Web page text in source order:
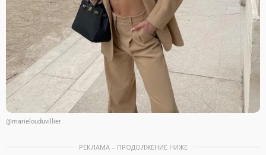
@marielouduvillier
РЕКЛАМА – ПРОДОЛЖЕНИЕ НИЖЕ